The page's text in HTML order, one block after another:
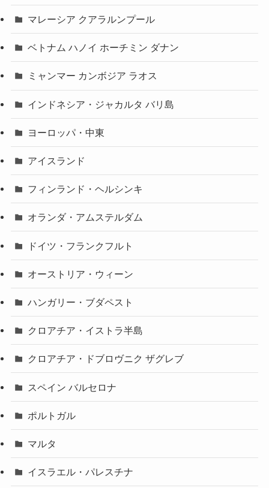
マレーシア クアラルンプール
ベトナム ハノイ ホーチミン ダナン
ミャンマー カンボジア ラオス
インドネシア・ジャカルタ バリ島
ヨーロッパ・中東
アイスランド
フィンランド・ヘルシンキ
オランダ・アムステルダム
ドイツ・フランクフルト
オーストリア・ウィーン
ハンガリー・ブダペスト
クロアチア・イストラ半島
クロアチア・ドブロヴニク ザグレブ
スペイン バルセロナ
ポルトガル
マルタ
イスラエル・パレスチナ